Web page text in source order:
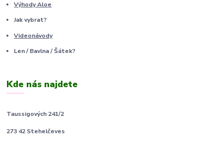
Výhody Aloe
Jak vybrat?
Videonávody
Len / Bavlna / Šátek?
Kde nás najdete
Taussigových 241/2
273 42 Stehelčeves